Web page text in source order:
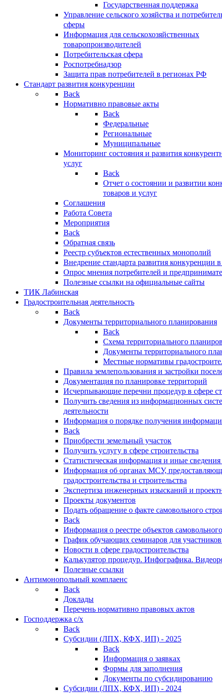
Государственная поддержка
Управление сельского хозяйства и
сферы
Информация для сельскохозяйственных
товаропроизводителей
Потребительская сфера
Роспотребнадзор
Защита прав потребителей в регионах РФ
Стандарт развития конкуренции
Back
Нормативно правовые акты
Back
Федеральные
Региональные
Муниципальные
Мониторинг состояния и развития
услуг
Back
Отчет о состоянии и развитии
товаров и услуг
Соглашения
Работа Совета
Мероприятия
Back
Обратная связь
Реестр субъектов естественных монополий
Внедрение стандарта развития конкуренции
Опрос мнения потребителей и
Полезные ссылки на официальные сайты
ТИК Лабинская
Градостроительная деятельность
Back
Документы территориального планирования
Back
Схема территориального
Документы территориального
Местные нормативы
Правила землепользования и застройки
Документация по планировке территорий
Исчерпывающие перечни процедур в сфере
Получить сведения из информационных
деятельности
Информация о порядке получения
Back
Приобрести земельный участок
Получить услугу в сфере строительства
Статистическая информация и иные сведения
Информация об органах МСУ,
градостроительства и строительства
Экспертиза инженерных изысканий и
Проекты документов
Подать обращение о факте самовольного
Back
Информация о реестре объектов
График обучающих семинаров для участников
Новости в сфере градостроительства
Калькулятор процедур. Инфографика.
Полезные ссылки
Антимонопольный комплаенс
Back
Доклады
Перечень нормативно правовых актов
Господдержка с/х
Back
Субсидии (ЛПХ, КФХ, ИП) - 2025
Back
Информация о заявках
Формы для заполнения
Документы по субсидированию
Субсидии (ЛПХ, КФХ, ИП) - 2024